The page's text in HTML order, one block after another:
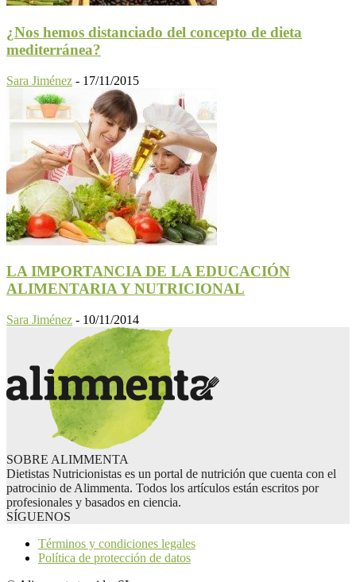
¿Nos hemos distanciado del concepto de dieta
mediterránea?
Sara Jiménez - 17/11/2015
LA IMPORTANCIA DE LA EDUCACIÓN
ALIMENTARIA Y NUTRICIONAL
Sara Jiménez - 10/11/2014
SOBRE ALIMMENTA
Dietistas Nutricionistas es un portal de nutrición que cuenta con el
patrocinio de Alimmenta. Todos los artículos están escritos por
profesionales y basados en ciencia.
SÍGUENOS
Términos y condiciones legales
Política de protección de datos